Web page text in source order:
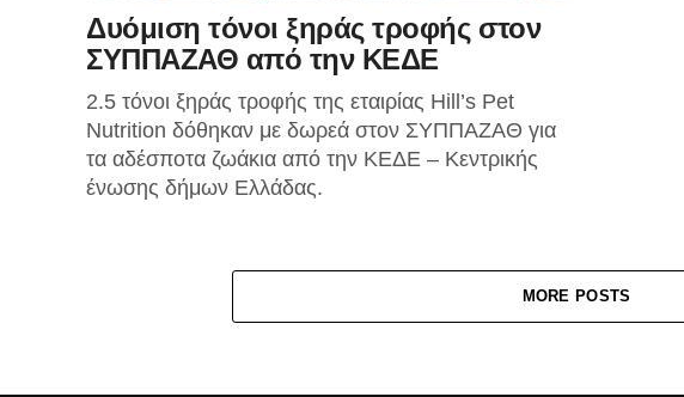
Δυόμιση τόνοι ξηράς τροφής στον
ΣΥΠΠΑΖΑΘ από την ΚΕΔΕ
2.5 τόνοι ξηράς τροφής της εταιρίας Hill’s Pet
Nutrition δόθηκαν με δωρεά στον ΣΥΠΠΑΖΑΘ για
τα αδέσποτα ζωάκια από την ΚΕΔΕ – Κεντρικής
ένωσης δήμων Ελλάδας.
MORE POSTS